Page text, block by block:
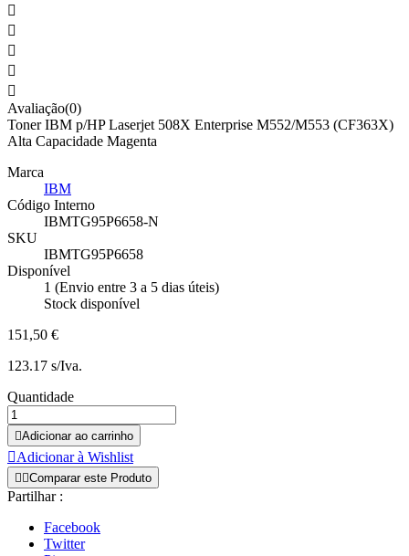





Avaliação(0)
Toner IBM p/HP Laserjet 508X Enterprise M552/M553 (CF363X)
Alta Capacidade Magenta
Marca
IBM
Código Interno
IBMTG95P6658-N
SKU
IBMTG95P6658
Disponível
1 (Envio entre 3 a 5 dias úteis)
Stock disponível
151,50 €
123.17 s/Iva.
Quantidade
Adicionar ao carrinho
Adicionar à Wishlist
 Comparar este Produto
Partilhar :
Facebook
Twitter